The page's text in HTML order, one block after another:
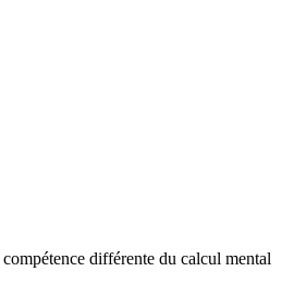
différente du calcul mental